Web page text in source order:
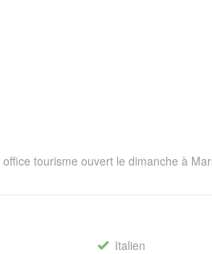
office tourisme ouvert le dimanche à
Italien